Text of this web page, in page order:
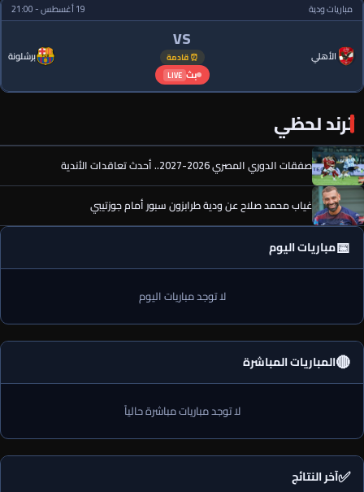
مباريات ودية 19 أغسطس - 21:00
الأهلي
VS
⏰ قادمة
بث LIVE
برشلونة
ترند لحظي
صفقات الدوري المصري 2026-2027.. أحدث تعاقدات الأندية
غياب محمد صلاح عن ودية طرابزون سبور أمام جوزتيبي
📅مباريات اليوم
لا توجد مباريات اليوم
🔴المباريات المباشرة
لا توجد مباريات مباشرة حالياً
✅آخر النتائج